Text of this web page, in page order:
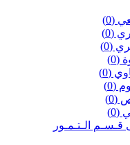
(0)
(0)
(0)
(0)
(0)
(0)
(0)
(0)
قـسـم الـتـمـور